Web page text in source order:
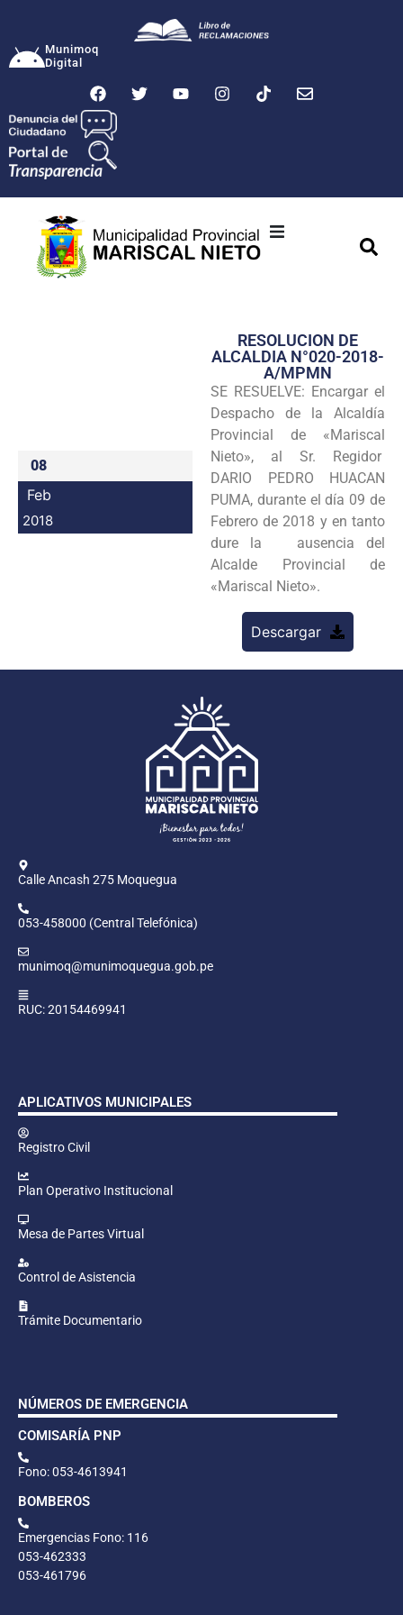
Munimoq
Digital
Transparencia
Seguridad
Programas
Intranet
08
Feb
2018
RESOLUCION DE
ALCALDIA N°020-2018-
A/MPMN
SE RESUELVE: Encargar el
Despacho de la Alcaldía
Provincial de «Mariscal
Nieto», al Sr. Regidor
DARIO PEDRO HUACAN
PUMA, durante el día 09 de
Febrero de 2018 y en tanto
dure la ausencia del
Alcalde Provincial de
«Mariscal Nieto».
Descargar
Calle Ancash 275 Moquegua
053-458000 (Central Telefónica)
munimoq@munimoquegua.gob.pe
RUC: 20154469941
APLICATIVOS MUNICIPALES
Registro Civil
Plan Operativo Institucional
Mesa de Partes Virtual
Control de Asistencia
Trámite Documentario
NÚMEROS DE EMERGENCIA
COMISARÍA PNP
Fono: 053-4613941
BOMBEROS
Emergencias Fono: 116
053-462333
053-461796